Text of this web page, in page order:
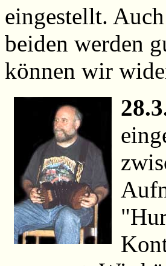
eingestellt.
beiden werden
können wir